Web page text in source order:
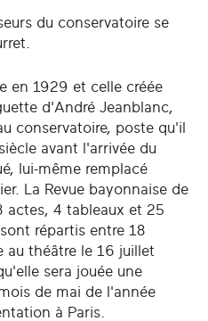
du conservatoire se
en 1929 et celle créée
d'André Jeanblanc,
conservatoire, poste qu'il
avant l'arrivée du
lui-même remplacé
La Revue bayonnaise de
actes, 4 tableaux et 25
répartis entre 18
au théâtre le 16 juillet
sera jouée une
de mai de l'année
à Paris.